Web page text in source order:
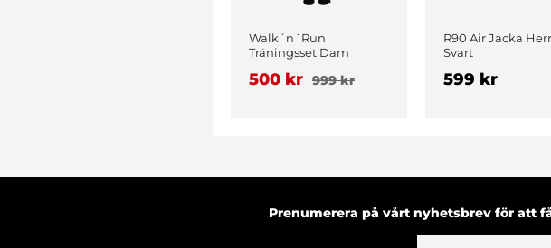
Walk´n´Run
Träningsset Dam
500 kr 999 kr
R90 Air Jacka Herr
Svart
599 kr
Prenumerera på vårt nyhetsbrev för att